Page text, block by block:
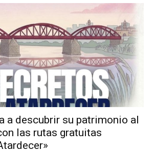
a descubrir su patrimonio al
las rutas gratuitas